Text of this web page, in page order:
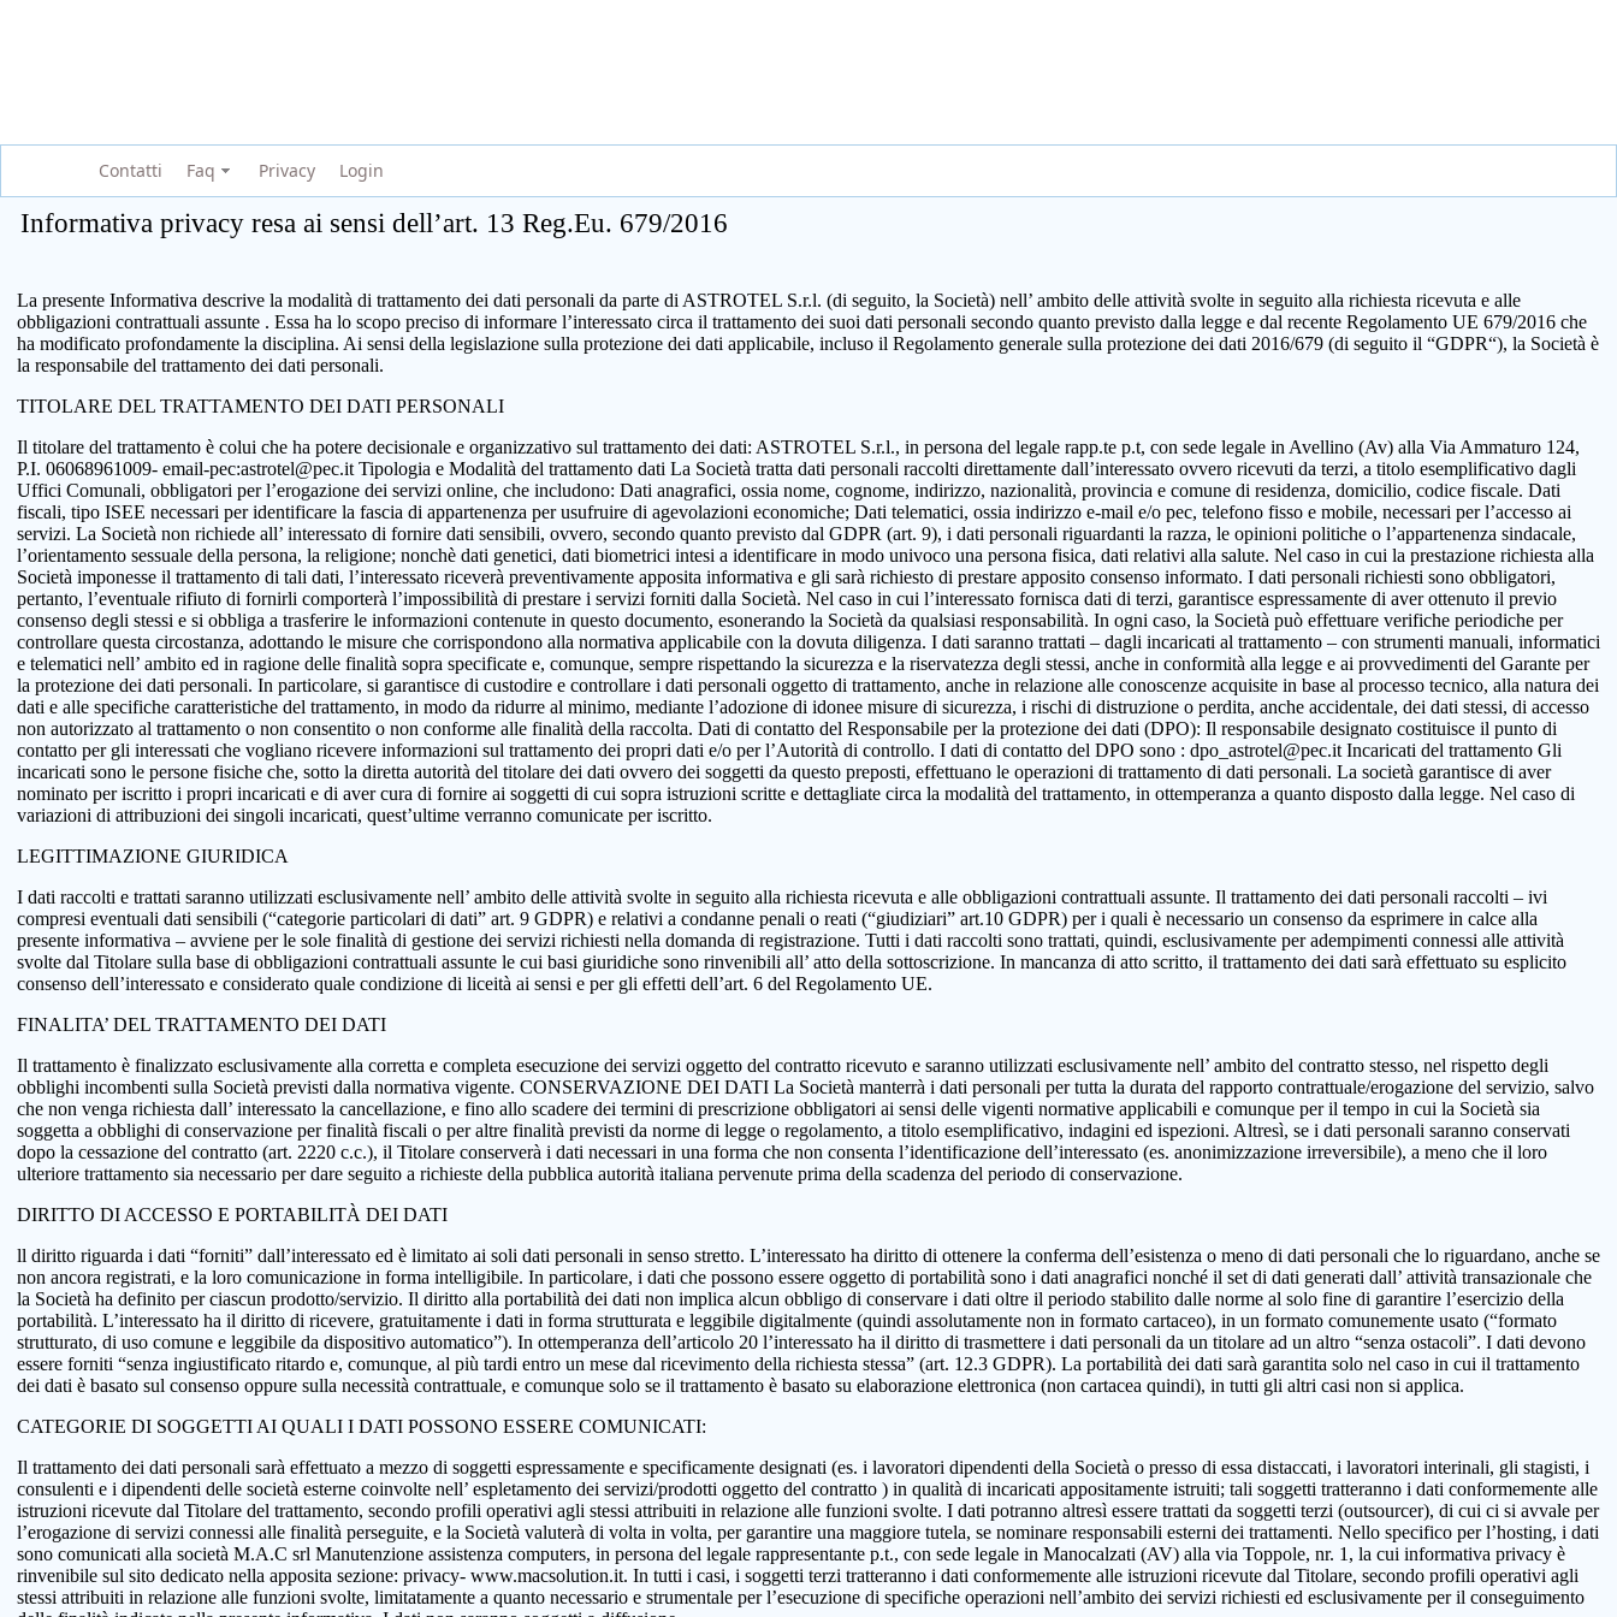
Contatti Faq Privacy Login
Informativa privacy resa ai sensi dell’art. 13 Reg.Eu. 679/2016
La presente Informativa descrive la modalità di trattamento dei dati personali da parte di ASTROTEL S.r.l. (di seguito, la Società) nell’ ambito delle attività svolte in seguito alla richiesta ricevuta e alle
obbligazioni contrattuali assunte . Essa ha lo scopo preciso di informare l’interessato circa il trattamento dei suoi dati personali secondo quanto previsto dalla legge e dal recente Regolamento UE 679/2016 che
ha modificato profondamente la disciplina. Ai sensi della legislazione sulla protezione dei dati applicabile, incluso il Regolamento generale sulla protezione dei dati 2016/679 (di seguito il “GDPR“), la Società è
la responsabile del trattamento dei dati personali.
TITOLARE DEL TRATTAMENTO DEI DATI PERSONALI
Il titolare del trattamento è colui che ha potere decisionale e organizzativo sul trattamento dei dati: ASTROTEL S.r.l., in persona del legale rapp.te p.t, con sede legale in Avellino (Av) alla Via Ammaturo 124,
P.I. 06068961009- email-pec:astrotel@pec.it Tipologia e Modalità del trattamento dati La Società tratta dati personali raccolti direttamente dall’interessato ovvero ricevuti da terzi, a titolo esemplificativo dagli
Uffici Comunali, obbligatori per l’erogazione dei servizi online, che includono: Dati anagrafici, ossia nome, cognome, indirizzo, nazionalità, provincia e comune di residenza, domicilio, codice fiscale. Dati
fiscali, tipo ISEE necessari per identificare la fascia di appartenenza per usufruire di agevolazioni economiche; Dati telematici, ossia indirizzo e-mail e/o pec, telefono fisso e mobile, necessari per l’accesso ai
servizi. La Società non richiede all’ interessato di fornire dati sensibili, ovvero, secondo quanto previsto dal GDPR (art. 9), i dati personali riguardanti la razza, le opinioni politiche o l’appartenenza sindacale,
l’orientamento sessuale della persona, la religione; nonchè dati genetici, dati biometrici intesi a identificare in modo univoco una persona fisica, dati relativi alla salute. Nel caso in cui la prestazione richiesta alla
Società imponesse il trattamento di tali dati, l’interessato riceverà preventivamente apposita informativa e gli sarà richiesto di prestare apposito consenso informato. I dati personali richiesti sono obbligatori,
pertanto, l’eventuale rifiuto di fornirli comporterà l’impossibilità di prestare i servizi forniti dalla Società. Nel caso in cui l’interessato fornisca dati di terzi, garantisce espressamente di aver ottenuto il previo
consenso degli stessi e si obbliga a trasferire le informazioni contenute in questo documento, esonerando la Società da qualsiasi responsabilità. In ogni caso, la Società può effettuare verifiche periodiche per
controllare questa circostanza, adottando le misure che corrispondono alla normativa applicabile con la dovuta diligenza. I dati saranno trattati – dagli incaricati al trattamento – con strumenti manuali, informatici
e telematici nell’ ambito ed in ragione delle finalità sopra specificate e, comunque, sempre rispettando la sicurezza e la riservatezza degli stessi, anche in conformità alla legge e ai provvedimenti del Garante per
la protezione dei dati personali. In particolare, si garantisce di custodire e controllare i dati personali oggetto di trattamento, anche in relazione alle conoscenze acquisite in base al processo tecnico, alla natura dei
dati e alle specifiche caratteristiche del trattamento, in modo da ridurre al minimo, mediante l’adozione di idonee misure di sicurezza, i rischi di distruzione o perdita, anche accidentale, dei dati stessi, di accesso
non autorizzato al trattamento o non consentito o non conforme alle finalità della raccolta. Dati di contatto del Responsabile per la protezione dei dati (DPO): Il responsabile designato costituisce il punto di
contatto per gli interessati che vogliano ricevere informazioni sul trattamento dei propri dati e/o per l’Autorità di controllo. I dati di contatto del DPO sono : dpo_astrotel@pec.it Incaricati del trattamento Gli
incaricati sono le persone fisiche che, sotto la diretta autorità del titolare dei dati ovvero dei soggetti da questo preposti, effettuano le operazioni di trattamento di dati personali. La società garantisce di aver
nominato per iscritto i propri incaricati e di aver cura di fornire ai soggetti di cui sopra istruzioni scritte e dettagliate circa la modalità del trattamento, in ottemperanza a quanto disposto dalla legge. Nel caso di
variazioni di attribuzioni dei singoli incaricati, quest’ultime verranno comunicate per iscritto.
LEGITTIMAZIONE GIURIDICA
I dati raccolti e trattati saranno utilizzati esclusivamente nell’ ambito delle attività svolte in seguito alla richiesta ricevuta e alle obbligazioni contrattuali assunte. Il trattamento dei dati personali raccolti – ivi
compresi eventuali dati sensibili (“categorie particolari di dati” art. 9 GDPR) e relativi a condanne penali o reati (“giudiziari” art.10 GDPR) per i quali è necessario un consenso da esprimere in calce alla
presente informativa – avviene per le sole finalità di gestione dei servizi richiesti nella domanda di registrazione. Tutti i dati raccolti sono trattati, quindi, esclusivamente per adempimenti connessi alle attività
svolte dal Titolare sulla base di obbligazioni contrattuali assunte le cui basi giuridiche sono rinvenibili all’ atto della sottoscrizione. In mancanza di atto scritto, il trattamento dei dati sarà effettuato su esplicito
consenso dell’interessato e considerato quale condizione di liceità ai sensi e per gli effetti dell’art. 6 del Regolamento UE.
FINALITA’ DEL TRATTAMENTO DEI DATI
Il trattamento è finalizzato esclusivamente alla corretta e completa esecuzione dei servizi oggetto del contratto ricevuto e saranno utilizzati esclusivamente nell’ ambito del contratto stesso, nel rispetto degli
obblighi incombenti sulla Società previsti dalla normativa vigente. CONSERVAZIONE DEI DATI La Società manterrà i dati personali per tutta la durata del rapporto contrattuale/erogazione del servizio, salvo
che non venga richiesta dall’ interessato la cancellazione, e fino allo scadere dei termini di prescrizione obbligatori ai sensi delle vigenti normative applicabili e comunque per il tempo in cui la Società sia
soggetta a obblighi di conservazione per finalità fiscali o per altre finalità previsti da norme di legge o regolamento, a titolo esemplificativo, indagini ed ispezioni. Altresì, se i dati personali saranno conservati
dopo la cessazione del contratto (art. 2220 c.c.), il Titolare conserverà i dati necessari in una forma che non consenta l’identificazione dell’interessato (es. anonimizzazione irreversibile), a meno che il loro
ulteriore trattamento sia necessario per dare seguito a richieste della pubblica autorità italiana pervenute prima della scadenza del periodo di conservazione.
DIRITTO DI ACCESSO E PORTABILITÀ DEI DATI
ll diritto riguarda i dati “forniti” dall’interessato ed è limitato ai soli dati personali in senso stretto. L’interessato ha diritto di ottenere la conferma dell’esistenza o meno di dati personali che lo riguardano, anche se
non ancora registrati, e la loro comunicazione in forma intelligibile. In particolare, i dati che possono essere oggetto di portabilità sono i dati anagrafici nonché il set di dati generati dall’ attività transazionale che
la Società ha definito per ciascun prodotto/servizio. Il diritto alla portabilità dei dati non implica alcun obbligo di conservare i dati oltre il periodo stabilito dalle norme al solo fine di garantire l’esercizio della
portabilità. L’interessato ha il diritto di ricevere, gratuitamente i dati in forma strutturata e leggibile digitalmente (quindi assolutamente non in formato cartaceo), in un formato comunemente usato (“formato
strutturato, di uso comune e leggibile da dispositivo automatico”). In ottemperanza dell’articolo 20 l’interessato ha il diritto di trasmettere i dati personali da un titolare ad un altro “senza ostacoli”. I dati devono
essere forniti “senza ingiustificato ritardo e, comunque, al più tardi entro un mese dal ricevimento della richiesta stessa” (art. 12.3 GDPR). La portabilità dei dati sarà garantita solo nel caso in cui il trattamento
dei dati è basato sul consenso oppure sulla necessità contrattuale, e comunque solo se il trattamento è basato su elaborazione elettronica (non cartacea quindi), in tutti gli altri casi non si applica.
CATEGORIE DI SOGGETTI AI QUALI I DATI POSSONO ESSERE COMUNICATI:
Il trattamento dei dati personali sarà effettuato a mezzo di soggetti espressamente e specificamente designati (es. i lavoratori dipendenti della Società o presso di essa distaccati, i lavoratori interinali, gli stagisti, i
consulenti e i dipendenti delle società esterne coinvolte nell’ espletamento dei servizi/prodotti oggetto del contratto ) in qualità di incaricati appositamente istruiti; tali soggetti tratteranno i dati conformemente alle
istruzioni ricevute dal Titolare del trattamento, secondo profili operativi agli stessi attribuiti in relazione alle funzioni svolte. I dati potranno altresì essere trattati da soggetti terzi (outsourcer), di cui ci si avvale per
l’erogazione di servizi connessi alle finalità perseguite, e la Società valuterà di volta in volta, per garantire una maggiore tutela, se nominare responsabili esterni dei trattamenti. Nello specifico per l’hosting, i dati
sono comunicati alla società M.A.C srl Manutenzione assistenza computers, in persona del legale rappresentante p.t., con sede legale in Manocalzati (AV) alla via Toppole, nr. 1, la cui informativa privacy è
rinvenibile sul sito dedicato nella apposita sezione: privacy- www.macsolution.it. In tutti i casi, i soggetti terzi tratteranno i dati conformemente alle istruzioni ricevute dal Titolare, secondo profili operativi agli
stessi attribuiti in relazione alle funzioni svolte, limitatamente a quanto necessario e strumentale per l’esecuzione di specifiche operazioni nell’ambito dei servizi richiesti ed esclusivamente per il conseguimento